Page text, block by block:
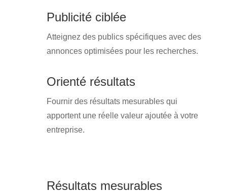
Publicité ciblée
Atteignez des publics spécifiques avec des
annonces optimisées pour les recherches.
Orienté résultats
Fournir des résultats mesurables qui
apportent une réelle valeur ajoutée à votre
entreprise.
Résultats mesurables